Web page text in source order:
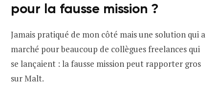
pour la fausse mission ?
Jamais pratiqué de mon côté mais une solution qui a
marché pour beaucoup de collègues freelances qui
se lançaient : la fausse mission peut rapporter gros
sur Malt.